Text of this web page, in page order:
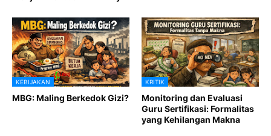
KEBIJAKAN
MBG: Maling Berkedok Gizi?
KRITIK
Monitoring dan Evaluasi
Guru Sertifikasi: Formalitas
yang Kehilangan Makna